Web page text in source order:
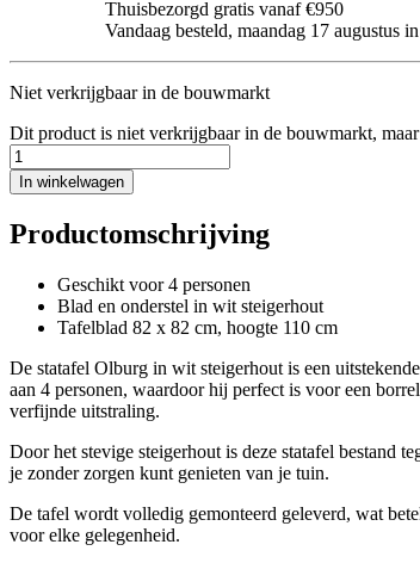
Thuisbezorgd gratis vanaf €950
Vandaag besteld, maandag 17 augustus
Niet verkrijgbaar in de bouwmarkt
Dit product is niet verkrijgbaar in de bouwmarkt,
In winkelwagen
Productomschrijving
Geschikt voor 4 personen
Blad en onderstel in wit steigerhout
Tafelblad 82 x 82 cm, hoogte 110 cm
De statafel Olburg in wit steigerhout is een
aan 4 personen, waardoor hij perfect is voor een
verfijnde uitstraling.
Door het stevige steigerhout is deze statafel bestand
je zonder zorgen kunt genieten van je tuin.
De tafel wordt volledig gemonteerd geleverd, wat
voor elke gelegenheid.